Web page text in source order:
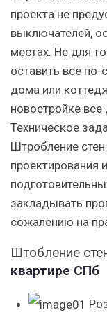
проекта не
выключателей,
местах. Не для
оставить все по-
дома или
новостройке все
Техническое
Штробление
проектирования
закладывать
сожалению на
Штобление
квартире СПб